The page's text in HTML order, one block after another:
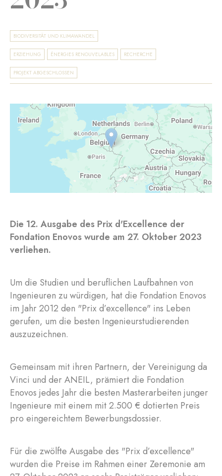
BIODIVERSITÄT UND KLIMAWANDEL
ERZIEHUNG ÉNERGIES RENOUVELABLES RECHERCHE
PROJEKT ABGESCHLOSSEN
Die 12. Ausgabe des Prix d'Excellence der
Fondation Enovos wurde am 27. Oktober 2023
verliehen.
Um die Studien und beruflichen Laufbahnen von
Ingenieuren zu würdigen, hat die Fondation Enovos
im Jahr 2012 den "Prix d’excellence" ins Leben
gerufen, um die besten Ingenieurstudierenden
auszuzeichnen.
Gemeinsam mit ihren Partnern, der Vereinigung da
Vinci und der ANEIL, prämiert die Fondation
Enovos jedes Jahr die besten Masterarbeiten junger
Ingenieure mit einem mit 2.500 € dotierten Preis
pro eingereichtem Bewerbungsdossier.
Für die zwölfte Ausgabe des "Prix d’excellence"
wurden die Preise im Rahmen einer Zeremonie am